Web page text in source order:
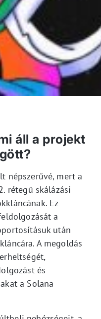
áll a projekt
népszerűvé, mert a
rétegű skálázási
Ez
a
után
A megoldás
és
a Solana